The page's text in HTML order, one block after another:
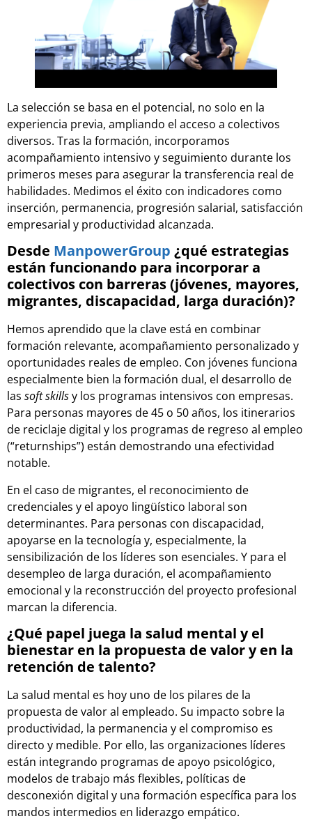
La selección se basa en el potencial, no solo en la
experiencia previa, ampliando el acceso a colectivos
diversos. Tras la formación, incorporamos
acompañamiento intensivo y seguimiento durante los
primeros meses para asegurar la transferencia real de
habilidades. Medimos el éxito con indicadores como
inserción, permanencia, progresión salarial, satisfacción
empresarial y productividad alcanzada.
Desde ManpowerGroup ¿qué estrategias
están funcionando para incorporar a
colectivos con barreras (jóvenes, mayores,
migrantes, discapacidad, larga duración)?
Hemos aprendido que la clave está en combinar
formación relevante, acompañamiento personalizado y
oportunidades reales de empleo. Con jóvenes funciona
especialmente bien la formación dual, el desarrollo de
las soft skillsy los programas intensivos con empresas.
Para personas mayores de 45 o 50 años, los itinerarios
de reciclaje digital y los programas de regreso al empleo
(“returnships”) están demostrando una efectividad
notable.
En el caso de migrantes, el reconocimiento de
credenciales y el apoyo lingüístico laboral son
determinantes. Para personas con discapacidad,
apoyarse en la tecnología y, especialmente, la
sensibilización de los líderes son esenciales. Y para el
desempleo de larga duración, el acompañamiento
emocional y la reconstrucción del proyecto profesional
marcan la diferencia.
¿Qué papel juega la salud mental y el
bienestar en la propuesta de valor y en la
retención de talento?
La salud mental es hoy uno de los pilares de la
propuesta de valor al empleado. Su impacto sobre la
productividad, la permanencia y el compromiso es
directo y medible. Por ello, las organizaciones líderes
están integrando programas de apoyo psicológico,
modelos de trabajo más flexibles, políticas de
desconexión digital y una formación específica para los
mandos intermedios en liderazgo empático.